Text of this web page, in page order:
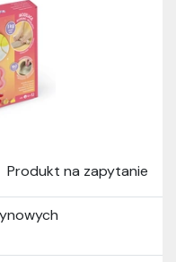
Produkt na zapytanie